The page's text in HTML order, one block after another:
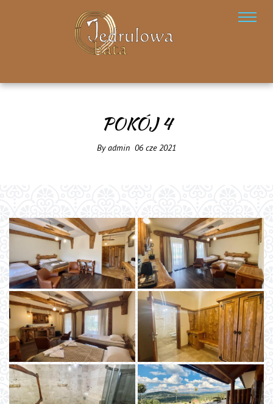
POKÓJ 4
Byadmin 06 cze 2021